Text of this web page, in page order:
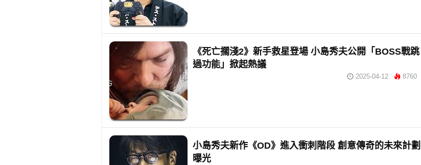
《死亡擱淺2》新手救星登場 小島秀夫公開「BOSS戰跳
過功能」掀起熱議
2025-04-12 8760
小島秀夫新作《OD》進入衝刺階段 創意傳奇的未來計劃
曝光